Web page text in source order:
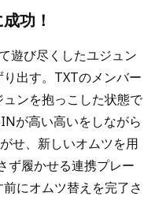
功！
遊び尽くしたユジュン
出す。TXTのメンバー
ンを抱っこした状態で
が高い高いをしながら
せ、新しいオムツを用
ず履かせる連携プレー
にオムツ替えを完了さ